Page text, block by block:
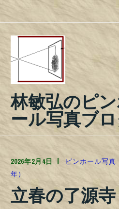
ン
テ
ン
ツ
ッ
プ
林敏弘のピ
ール写真ブ
2026年2月4日 TOSHIPHOTO
ピンホール写真
年）
立春の了源寺